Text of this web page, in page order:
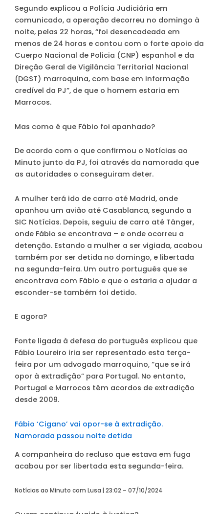
Segundo explicou a Polícia Judiciária em
comunicado, a operação decorreu no domingo à
noite, pelas 22 horas, “foi desencadeada em
menos de 24 horas e contou com o forte apoio da
Cuerpo Nacional de Policia (CNP) espanhol e da
Direção Geral de Vigilância Territorial Nacional
(DGST) marroquina, com base em informação
credível da PJ”, de que o homem estaria em
Marrocos.
Mas como é que Fábio foi apanhado?
De acordo com o que confirmou o Notícias ao
Minuto junto da PJ, foi através da namorada que
as autoridades o conseguiram deter.
A mulher terá ido de carro até Madrid, onde
apanhou um avião até Casablanca, segundo a
SIC Notícias. Depois, seguiu de carro até Tânger,
onde Fábio se encontrava – e onde ocorreu a
detenção. Estando a mulher a ser vigiada, acabou
também por ser detida no domingo, e libertada
na segunda-feira. Um outro português que se
encontrava com Fábio e que o estaria a ajudar a
esconder-se também foi detido.
E agora?
Fonte ligada à defesa do português explicou que
Fábio Loureiro iria ser representado esta terça-
feira por um advogado marroquino, “que se irá
opor à extradição” para Portugal. No entanto,
Portugal e Marrocos têm acordos de extradição
desde 2009.
Fábio ‘Cigano’ vai opor-se à extradição.
Namorada passou noite detida
A companheira do recluso que estava em fuga
acabou por ser libertada esta segunda-feira.
Notícias ao Minuto com Lusa | 23:02 – 07/10/2024